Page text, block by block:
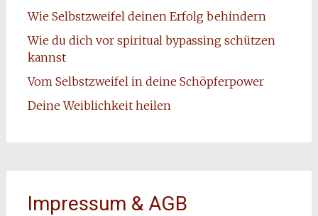
Wie Selbstzweifel deinen Erfolg behindern
Wie du dich vor spiritual bypassing schützen
kannst
Vom Selbstzweifel in deine Schöpferpower
Deine Weiblichkeit heilen
Impressum & AGB